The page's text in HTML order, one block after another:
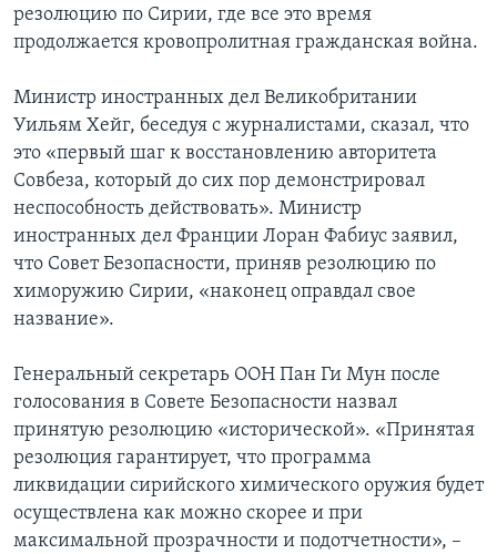
резолюцию по Сирии, где все это время
продолжается кровопролитная гражданская война.
Министр иностранных дел Великобритании
Уильям Хейг, беседуя с журналистами, сказал, что
это «первый шаг к восстановлению авторитета
Совбеза, который до сих пор демонстрировал
неспособность действовать». Министр
иностранных дел Франции Лоран Фабиус заявил,
что Совет Безопасности, приняв резолюцию по
химоружию Сирии, «наконец оправдал свое
название».
Генеральный секретарь ООН Пан Ги Мун после
голосования в Совете Безопасности назвал
принятую резолюцию «исторической». «Принятая
резолюция гарантирует, что программа
ликвидации сирийского химического оружия будет
осуществлена как можно скорее и при
максимальной прозрачности и подотчетности», –